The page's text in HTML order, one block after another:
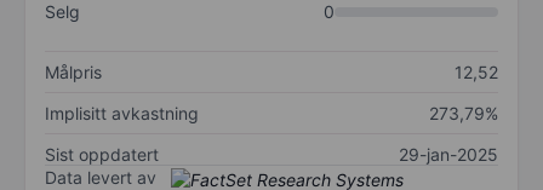
Selg
0
Målpris
12,52
Implisitt avkastning
273,79%
Sist oppdatert
29-jan-2025
Data levert av